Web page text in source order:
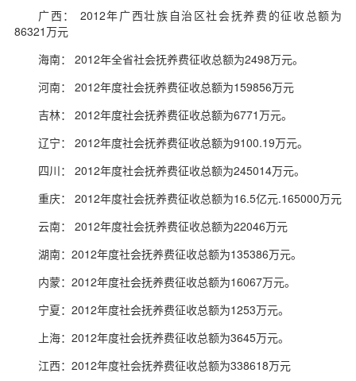
广西： 2012年广西壮族自治区社会抚养费的征收总额为
86321万元
海南： 2012年全省社会抚养费征收总额为2498万元。
河南： 2012年度社会抚养费征收总额为159856万元
吉林： 2012年度社会抚养费征收总额为6771万元。
辽宁： 2012年度社会抚养费征收总额为9100.19万元。
四川： 2012年度社会抚养费征收总额为245014万元。
重庆： 2012年度社会抚养费征收总额为16.5亿元.165000万元
云南： 2012年度社会抚养费征收总额为22046万元
湖南：2012年度社会抚养费征收总额为135386万元。
内蒙：2012年度社会抚养费征收总额为16067万元。
宁夏：2012年度社会抚养费征收总额为1253万元。
上海：2012年度社会抚养费征收总额为3645万元。
江西：2012年度社会抚养费征收总额为338618万元